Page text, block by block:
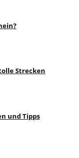
Strecken
und Tipps